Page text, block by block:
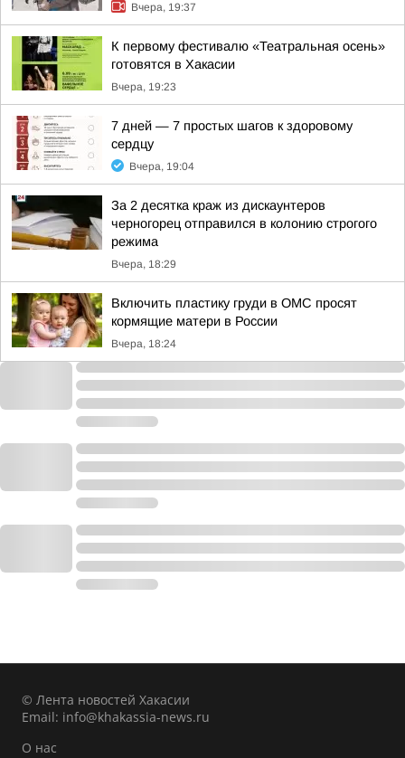
Вчера, 19:37
К первому фестивалю «Театральная осень»
готовятся в Хакасии
Вчера, 19:23
7 дней — 7 простых шагов к здоровому
сердцу
Вчера, 19:04
За 2 десятка краж из дискаунтеров
черногорец отправился в колонию строгого
режима
Вчера, 18:29
Включить пластику груди в ОМС просят
кормящие матери в России
Вчера, 18:24
© Лента новостей Хакасии
Email: info@khakassia-news.ru
О нас